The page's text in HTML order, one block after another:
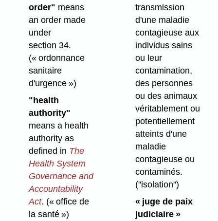
order" means
an order made
under
section 34.
(« ordonnance
sanitaire
d'urgence »)
"health
authority"
means a health
authority as
defined in The
Health System
Governance and
Accountability
Act. (« office de
la santé »)
transmission
d'une maladie
contagieuse aux
individus sains
ou leur
contamination,
des personnes
ou des animaux
véritablement ou
potentiellement
atteints d'une
maladie
contagieuse ou
contaminés.
("isolation")
« juge de paix
judiciaire »